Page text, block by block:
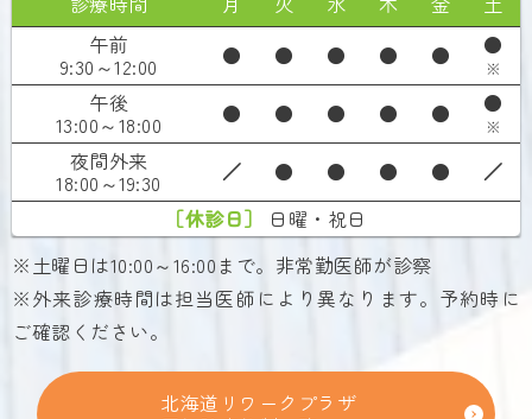
午前
9:30～12:00 ● ● ● ● ● ●
※
午後
13:00～18:00 ● ● ● ● ● ●
※
夜間外来
18:00～19:30 ／ ● ● ● ●
／
［休診日］
日曜・祝日
※土曜日は10:00～16:00まで。非常勤医師が診察
※外来診療時間は担当医師により異なります。予約時に
ご確認ください。
北海道リワークプラザ